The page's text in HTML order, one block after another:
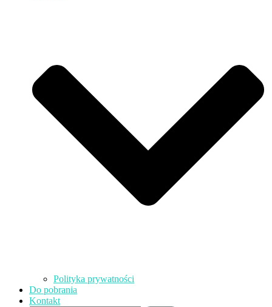
Polityka prywatności
Do pobrania
Kontakt